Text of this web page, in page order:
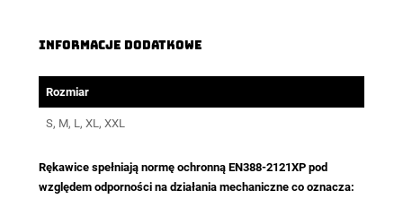
Informacje dodatkowe
Rozmiar
S, M, L, XL, XXL
Rękawice spełniają normę ochronną EN388-2121XP pod
względem odporności na działania mechaniczne co oznacza: